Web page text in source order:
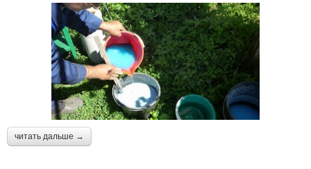
читать дальше →